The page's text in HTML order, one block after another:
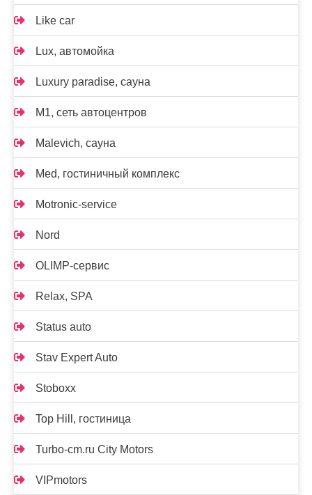
Like car
Lux, автомойка
Luxury paradise, сауна
M1, сеть автоцентров
Malevich, сауна
Med, гостиничный комплекс
Motronic-service
Nord
OLIMP-сервис
Relax, SPA
Status auto
Stav Expert Auto
Stoboxx
Top Hill, гостиница
Turbo-cm.ru City Motors
VIPmotors